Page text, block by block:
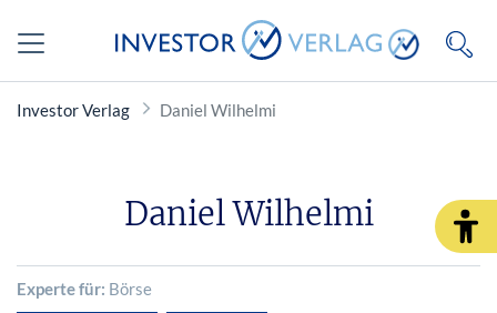
Investor Verlag Daniel Wilhelmi
Daniel Wilhelmi
Experte für: Börse